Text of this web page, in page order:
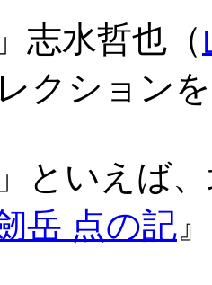
志水哲也（
クション
といえば
岳 点の記